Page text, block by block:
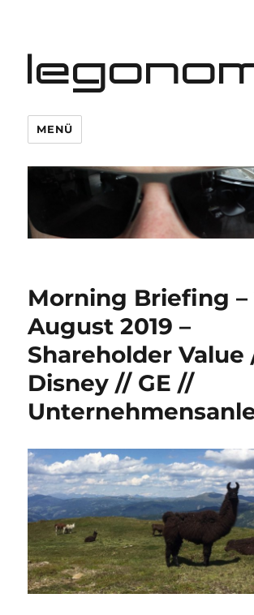
MENÜ
Morning Briefing –
August 2019 –
Shareholder Value
Disney // GE //